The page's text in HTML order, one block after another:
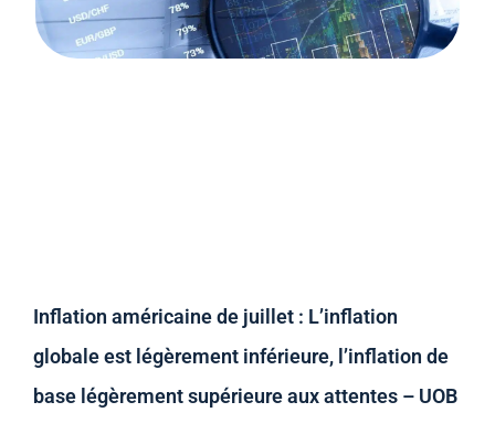
Inflation américaine de juillet : L’inflation
globale est légèrement inférieure, l’inflation de
base légèrement supérieure aux attentes – UOB